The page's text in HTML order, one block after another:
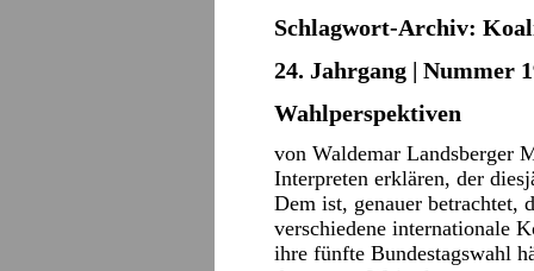
Schlagwort-Archiv:
24. Jahrgang | Nummer
Wahlperspektiven
von Waldemar Landsberger
Interpreten erklären, der
Dem ist, genauer betrachtet,
verschiedene internationale
ihre fünfte Bundestagswahl